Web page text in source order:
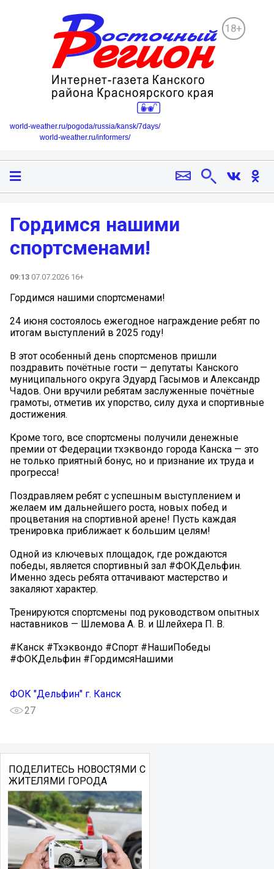
18+
world-weather.ru/pogoda/russia/kansk/7days/
world-weather.ru/informers/
Гордимся нашими
спортсменами!
09:13 07.07.2026 16+
Гордимся нашими спортсменами!
24 июня состоялось ежегодное награждение ребят по
итогам выступлений в 2025 году!
В этот особенный день спортсменов пришли
поздравить почётные гости — депутаты Канского
муниципального округа Эдуард Гасымов и Александр
Чадов. Они вручили ребятам заслуженные почётные
грамоты, отметив их упорство, силу духа и спортивные
достижения.
Кроме того, все спортсмены получили денежные
премии от Федерации тхэквондо города Канска — это
не только приятный бонус, но и признание их труда и
прогресса!
Поздравляем ребят с успешным выступлением и
желаем им дальнейшего роста, новых побед и
процветания на спортивной арене! Пусть каждая
тренировка приближает к большим целям!
Одной из ключевых площадок, где рождаются
победы, является спортивный зал #ФОКДельфин.
Именно здесь ребята оттачивают мастерство и
закаляют характер.
Тренируются спортсмены под руководством опытных
наставников — Шлемова А. В. и Шлейхера П. В.
#Канск #Тхэквондо #Спорт #НашиПобеды
#ФОКДельфин #ГордимсяНашими
ФОК "Дельфин" г. Канск
27
ПОДЕЛИТЕСЬ НОВОСТЯМИ С
ЖИТЕЛЯМИ ГОРОДА